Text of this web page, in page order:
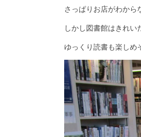
さっぱりお店がわから
しかし図書館はきれい
ゆっくり読書も楽しめ